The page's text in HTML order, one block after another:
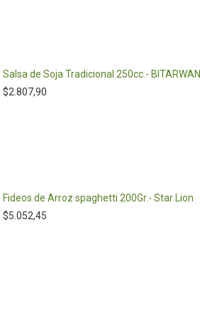
Salsa de Soja Tradicional 250cc.- BITARWAN
$2.807,90
Fideos de Arroz spaghetti 200Gr.- Star Lion
$5.052,45